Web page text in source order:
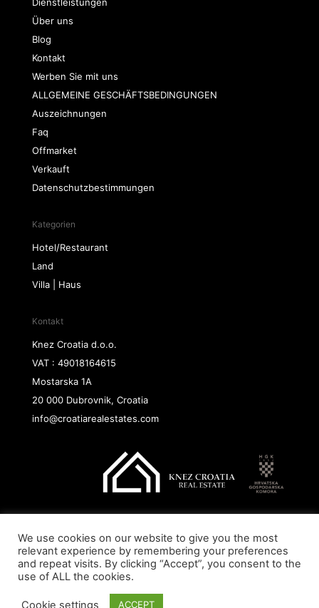
Über uns
Blog
Kontakt
Werben Sie mit uns
ALLGEMEINE GESCHÄFTSBEDINGUNGEN
Auszeichnungen
Faq
Offmarket
Verkauft
Datenschutzbestimmungen
Kategorien
Hotel/Restaurant
Land
Villa | Haus
Kontakt
Knez Croatia d.o.o.
VAT : 49018164615
Mostarska 1A
20 000 Dubrovnik, Croatia
info@croatiarealestates.com
Copyright@ 2026 Knez Croatia d.o.o.
We use cookies on our website to give you the most
relevant experience by remembering your preferences
and repeat visits. By clicking “Accept”, you consent to the
use of ALL the cookies.
Cookie settings ACCEPT